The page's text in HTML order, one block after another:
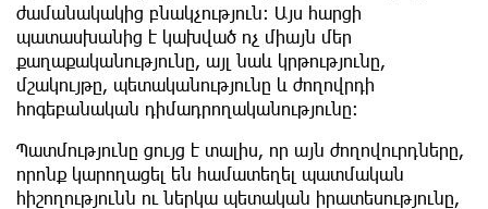
ժամանակակից բնակչություն։ Այս հարցի
պատասխանից է կախված ոչ միայն մեր
քաղաքականությունը, այլ նաև կրթությունը,
մշակույթը, պետականությունը և ժողովրդի
հոգեբանական դիմադրողականությունը։
Պատմությունը ցույց է տալիս, որ այն ժողովուրդները,
որոնք կարողացել են համատեղել պատմական
հիշողությունն ու ներկա պետական իրատեսությունը,